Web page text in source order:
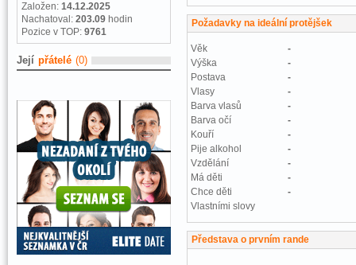
Založen: 14.12.2025
Nachatoval: 203.09 hodin
Pozice v TOP: 9761
Její přátelé (0)
Požadavky na ideální protějšek
Věk
-
Výška
-
Postava
-
Vlasy
-
Barva vlasů
-
Barva očí
-
Kouří
-
Pije alkohol
-
Vzdělání
-
Má děti
-
Chce děti
-
Vlastními slovy
Představa o prvním rande